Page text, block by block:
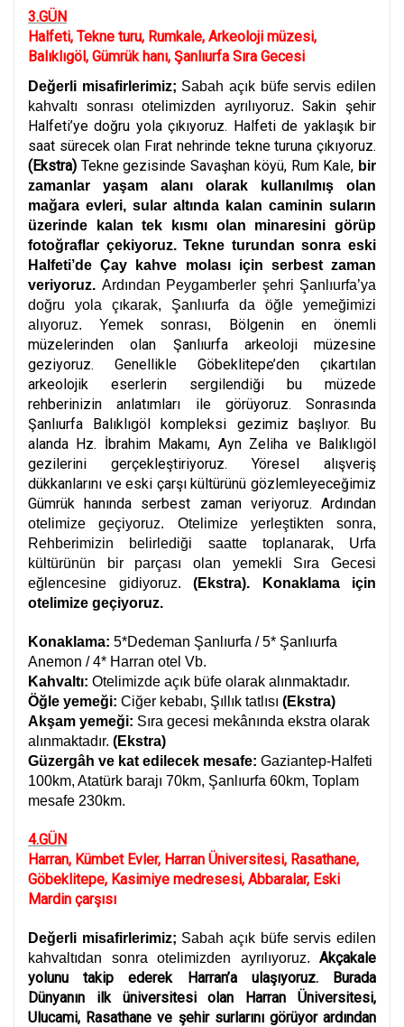
3.GÜN
Halfeti, Tekne turu, Rumkale, Arkeoloji müzesi,
Balıklıgöl, Gümrük hanı, Şanlıurfa Sıra Gecesi
Değerli misafirlerimiz; Sabah açık büfe servis edilen
kahvaltı sonrası otelimizden ayrılıyoruz.Sakin şehir
Halfeti’ye doğru yola çıkıyoruz. Halfeti de yaklaşık bir
saat sürecek olan Fırat nehrinde tekne turuna çıkıyoruz.
(Ekstra) Tekne gezisinde Savaşhan köyü, Rum Kale, bir
zamanlar yaşam alanı olarak kullanılmış olan
mağara evleri, sular altında kalan caminin suların
üzerinde kalan tek kısmı olan minaresini görüp
fotoğraflar çekiyoruz. Tekne turundan sonra eski
Halfeti’de Çay kahve molası için serbest zaman
veriyoruz. Ardından Peygamberler şehri Şanlıurfa’ya
doğru yola çıkarak, Şanlıurfa da öğle yemeğimizi
alıyoruz. Yemek sonrası, Bölgenin en önemli
müzelerinden olan Şanlıurfa arkeoloji müzesine
geziyoruz. Genellikle Göbeklitepe’den çıkartılan
arkeolojik eserlerin sergilendiği bu müzede
rehberinizin anlatımları ile görüyoruz. Sonrasında
Şanlıurfa Balıklıgöl kompleksi gezimiz başlıyor. Bu
alanda Hz. İbrahim Makamı, Ayn Zeliha ve Balıklıgöl
gezilerini gerçekleştiriyoruz. Yöresel alışveriş
dükkanlarını ve eski çarşı kültürünü gözlemleyeceğimiz
Gümrük hanında serbest zaman veriyoruz. Ardından
otelimize geçiyoruz. Otelimize yerleştikten sonra,
Rehberimizin belirlediği saatte toplanarak, Urfa
kültürünün bir parçası olan yemekli Sıra Gecesi
eğlencesine gidiyoruz. (Ekstra).
Konaklama için
otelimize geçiyoruz.
Konaklama: 5*Dedeman Şanlıurfa / 5* Şanlıurfa
Anemon / 4* Harran otel Vb.
Kahvaltı: Otelimizde açık büfe olarak alınmaktadır.
Öğle yemeği: Ciğer kebabı, Şıllık tatlısı (Ekstra)
Akşam yemeği: Sıra gecesi mekânında ekstra olarak
alınmaktadır. (Ekstra)
Güzergâh ve kat edilecek mesafe: Gaziantep-Halfeti
100km, Atatürk barajı 70km, Şanlıurfa 60km, Toplam
mesafe 230km.
4.GÜN
Harran, Kümbet Evler, Harran Üniversitesi, Rasathane,
Göbeklitepe, Kasimiye medresesi, Abbaralar, Eski
Mardin çarşısı
Değerli misafirlerimiz; Sabah açık büfe servis edilen
kahvaltıdan sonra otelimizden ayrılıyoruz. Akçakale
yolunu takip ederek Harran’a ulaşıyoruz. Burada
Dünyanın ilk üniversitesi olan Harran Üniversitesi,
Ulucami, Rasathane ve şehir surlarını görüyor ardından